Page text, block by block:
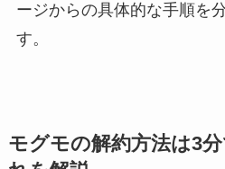
ージからの具体的な手順を
す。
モグモの解約方法は3